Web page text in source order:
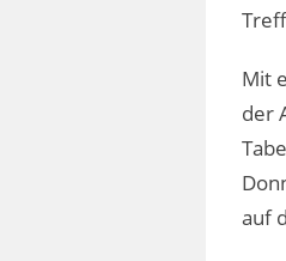
Mit
der
auf